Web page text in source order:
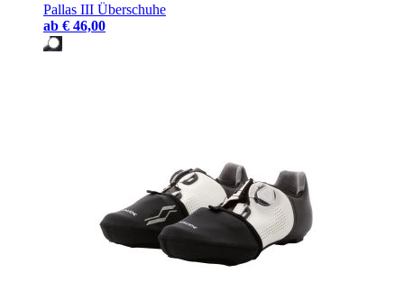
Pallas III Überschuhe
ab € 46,00